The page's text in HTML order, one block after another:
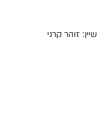
זוהר קרני